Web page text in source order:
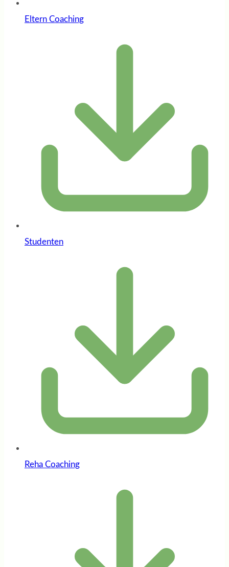
Eltern Coaching
Studenten
Reha Coaching